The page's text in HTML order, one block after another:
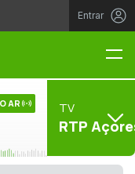
Entrar
AR TV
RTP